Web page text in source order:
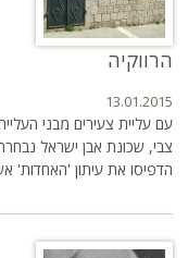
הרווקיה
13.01.2015
עם עליית צעירים מבני העלייה
צבי, שכונת אבן ישראל
הדפיסו את עיתון 'האחדות'